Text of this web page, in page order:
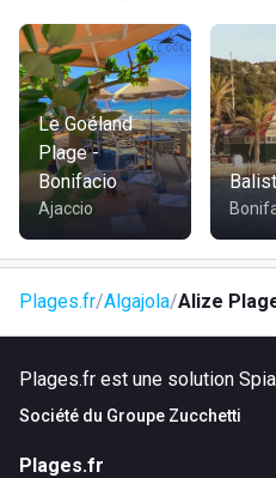
Douches privées
Le Goéland
Plage -
Bonifacio
Ajaccio
Plages.fr Algajola Alize
Plages.fr est une solution
Société du Groupe Zucchetti
Plages.fr